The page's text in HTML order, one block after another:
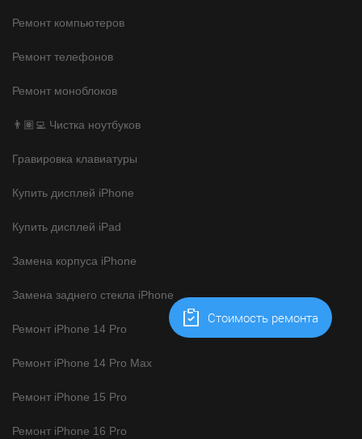
Ремонт компьютеров
Ремонт телефонов
Ремонт моноблоков
👨🏽‍💻 Чистка ноутбуков
Гравировка клавиатуры
Купить дисплей iPhone
Купить дисплей iPad
Замена корпуса iPhone
Замена заднего стекла iPhone
Ремонт iPhone 14 Pro
Ремонт iPhone 14 Pro Max
Ремонт iPhone 15 Pro
Ремонт iPhone 16 Pro
Cтоимость ремонта